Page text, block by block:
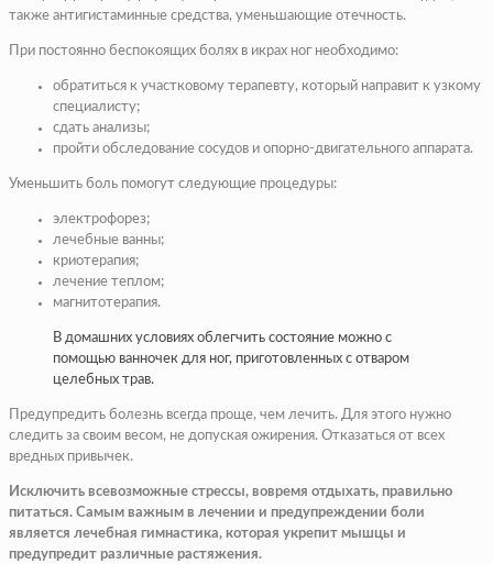
также антигистаминные средства, уменьшающие отечность.
При постоянно беспокоящих болях в икрах ног необходимо:
обратиться к участковому терапевту, который направит к узкому
специалисту;
сдать анализы;
пройти обследование сосудов и опорно-двигательного аппарата.
Уменьшить боль помогут следующие процедуры:
электрофорез;
лечебные ванны;
криотерапия;
лечение теплом;
магнитотерапия.
В домашних условиях облегчить состояние можно с
помощью ванночек для ног, приготовленных с отваром
целебных трав.
Предупредить болезнь всегда проще, чем лечить. Для этого нужно
следить за своим весом, не допуская ожирения. Отказаться от всех
вредных привычек.
Исключить всевозможные стрессы, вовремя отдыхать, правильно
питаться. Самым важным в лечении и предупреждении боли
является лечебная гимнастика, которая укрепит мышцы и
предупредит различные растяжения.